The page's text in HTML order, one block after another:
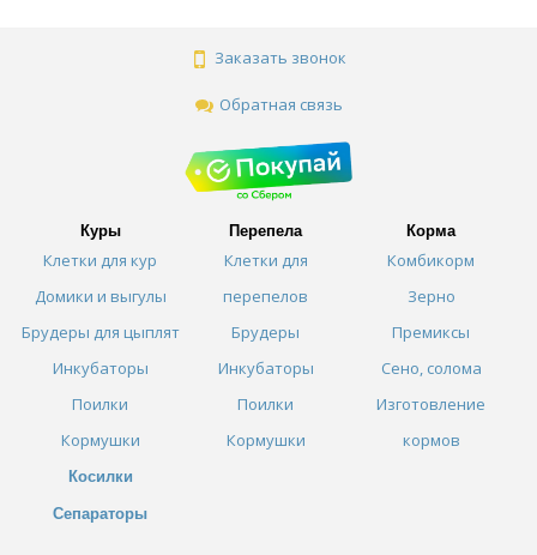
Заказать звонок
Обратная связь
Куры
Клетки для кур
Домики и выгулы
Брудеры для цыплят
Инкубаторы
Поилки
Кормушки
Косилки
Сепараторы
Перепела
Клетки для
перепелов
Брудеры
Инкубаторы
Поилки
Кормушки
Корма
Комбикорм
Зерно
Премиксы
Сено, солома
Изготовление
кормов